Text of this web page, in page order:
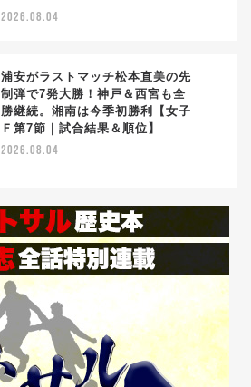
2026.08.04
浦安がラストマッチ松本直美の先
制弾で7発大勝！神戸＆西宮も全
勝継続。湘南は今季初勝利【女子
Ｆ第7節｜試合結果＆順位】
2026.08.04